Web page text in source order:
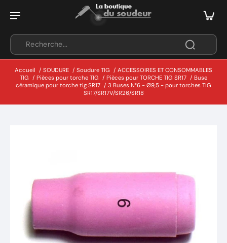
Accueil / SOUDURE / Soudure TIG / ACCESSOIRES ET CONSOMMABLES
TIG / Pièces pour torche TIG / Pièces pour TORCHE TIG SR17 / Buse
céramique pour torche tig SR17 / 3 Buses N°6 - Ø9,5 - pour torches TIG
SR17/SR17V/SR26/SR18